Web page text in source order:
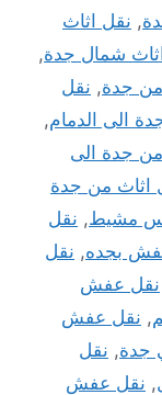
, نقل اثاث
شمال جدة,
من جدة, نقل
الى الدمام,
جدة الى
اثاث من جدة
مشيط, نقل
بجده, نقل
نقل عفش
, نقل عفش
جدة, نقل
, نقل عفش